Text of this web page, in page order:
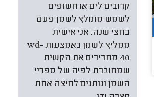
קרובים לים או חשופים
לשמש מומלץ לשמן פעם
בחצי שנה. אני אישית
ממליץ לשמן באמצעות wd-
40 מחדירים את הקשית
שמחוברת לפיה של ספריי
השמן ונותנים לחיצה אחת